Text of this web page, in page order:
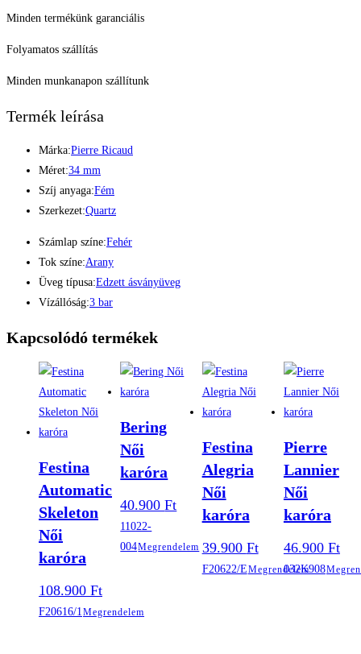
Minden termékünk garanciális
Folyamatos szállítás
Minden munkanapon szállítunk
Termék leírása
Márka:Pierre Ricaud
Méret:34 mm
Szíj anyaga:Fém
Szerkezet:Quartz
Számlap színe:Fehér
Tok színe:Arany
Üveg típusa:Edzett ásványüveg
Vízállóság:3 bar
Kapcsolódó termékek
Festina
Automatic
Skeleton
Női
karóra
108.900 Ft
F20616/1Megrendelem
Bering
Női
karóra
40.900Ft
11022-
004Megrendelem
Festina
Alegria
Női
karóra
39.900 Ft
F20622/EMegrendelem
Pierre
Lannier
Női
karóra
46.900 Ft
032K908